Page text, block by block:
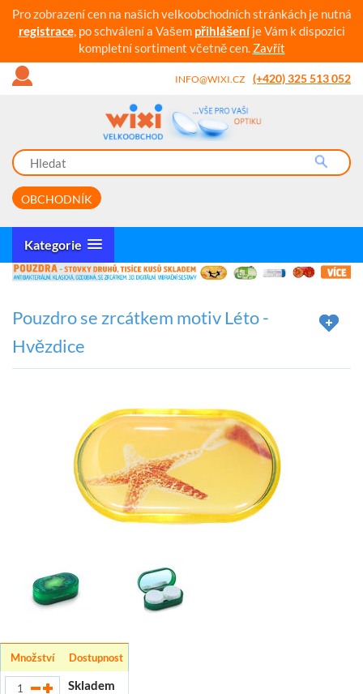
Pro zobrazení cen na našich velkoobchodních stránkách je nutná
registrace, po schválení a Vašem přihlášeníje Vám k dispozici
kompletní sortiment včetně cen. Zavřít
INFO@WIXI.CZ (+420) 325 513 052
OBCHODNÍK
Kategorie
Pouzdro se zrcátkem motiv Léto -
Hvězdice
Množství Dostupnost
Skladem